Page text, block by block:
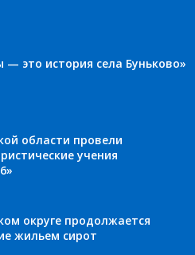
— это история села Буньково»
области провели
учения
округе продолжается
жильем сирот